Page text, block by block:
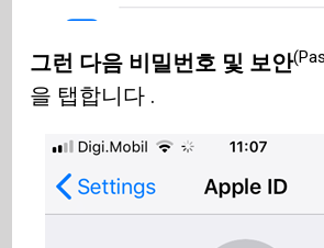
그런 다음 비밀번호 및 보안
을 탭합니다 .